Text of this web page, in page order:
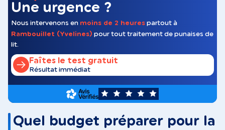
Une urgence ?
Nous intervenons en moins de 2 heures partout à
Rambouillet (Yvelines) pour tout traitement de punaises de
lit.
Faîtes le test gratuit
Résultat immédiat
5
Quel budget préparer pour la